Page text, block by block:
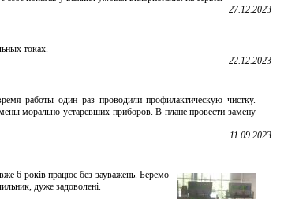
27.12.2023
токах.
22.12.2023
работы один раз проводили профилактическую чистку.
морально устаревших приборов. В плане провести замену
11.09.2023
6 років працює без зауважень. Беремо
дуже задоволені.